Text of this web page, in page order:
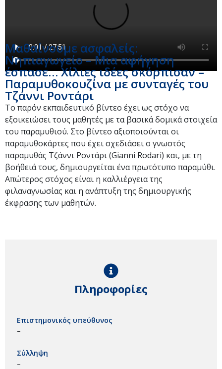
Μαθαίνουμε ασφαλείς:
Νηπιαγωγείο – Μια αφήγηση
έσπασε… Χίλιες ιδέες σκόρπισαν –
Παραμυθοκουζίνα με συνταγές του
Τζάννι Ροντάρι
Το παρόν εκπαιδευτικό βίντεο έχει ως στόχο να
εξοικειώσει τους μαθητές με τα βασικά δομικά στοιχεία
του παραμυθιού. Στο βίντεο αξιοποιούνται οι
παραμυθοκάρτες που έχει σχεδιάσει ο γνωστός
παραμυθάς Τζάννι Ροντάρι (Gianni Rodari) και, με τη
βοήθειά τους, δημιουργείται ένα πρωτότυπο παραμύθι.
Απώτερος στόχος είναι η καλλιέργεια της
φιλαναγνωσίας και η ανάπτυξη της δημιουργικής
έκφρασης των μαθητών.
Πληροφορίες
Επιστημονικός υπεύθυνος
–
Σύλληψη
–